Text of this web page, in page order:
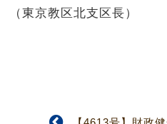
（東京教区北支区長）